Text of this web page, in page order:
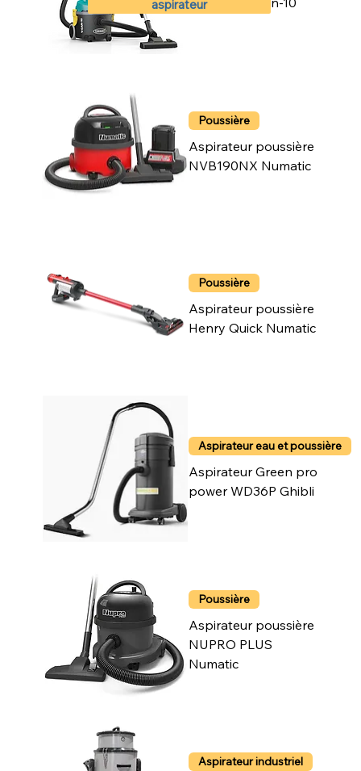
Poussière
Aspirateur poussière
NVB190NX Numatic
Poussière
Aspirateur poussière
Henry Quick Numatic
Aspirateur eau et poussière
Aspirateur Green pro
power WD36P Ghibli
Poussière
Aspirateur poussière
NUPRO PLUS
Numatic
Aspirateur industriel
aspirateur